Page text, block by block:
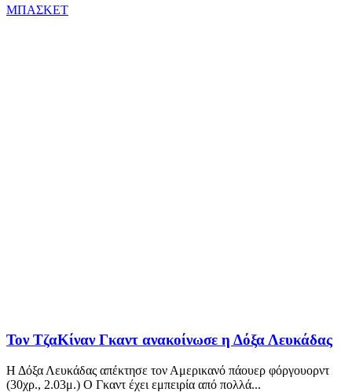
ΜΠΑΣΚΕΤ
Τον ΤζαΚίναν Γκαντ ανακοίνωσε η Δόξα Λευκάδας
Η Δόξα Λευκάδας απέκτησε τον Αμερικανό πάουερ φόργουορντ
(30χρ., 2.03μ.) Ο Γκαντ έχει εμπειρία από πολλά...